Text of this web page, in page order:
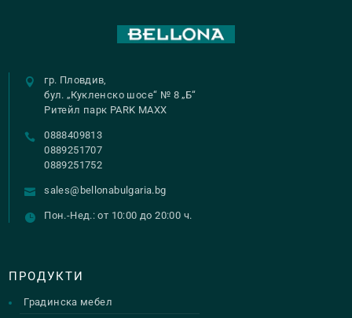
be
chosen
on
the
гр. Пловдив,
бул. „Кукленско шосе“ № 8 „Б“
Ритейл парк PARK MAXX
0888409813
0889251707
0889251752
sales@bellonabulgaria.bg
Пон.-Нед.: от 10:00 до 20:00 ч.
ПРОДУКТИ
Градинска мебел